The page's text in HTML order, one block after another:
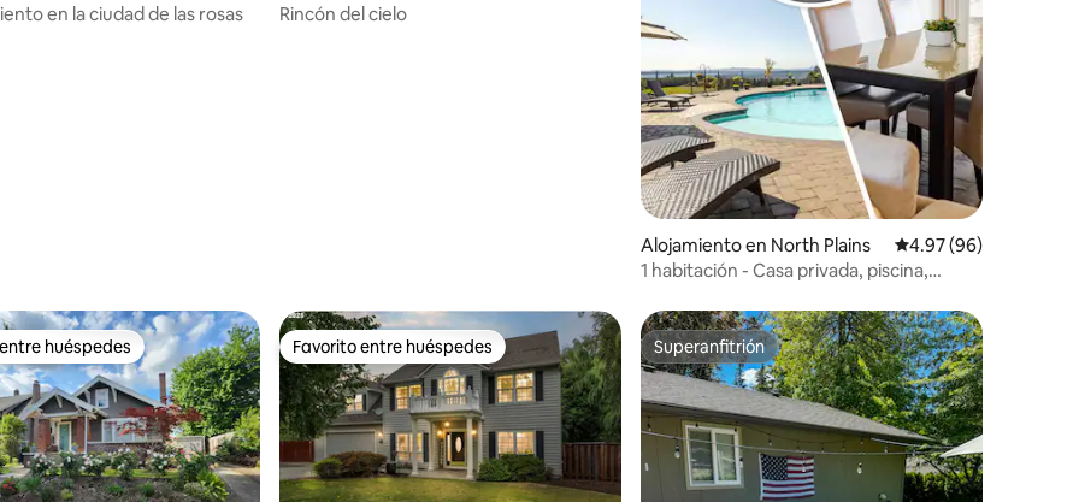
en la ciudad de las rosas
Rincón del cielo
Alojamiento en North Plains Calificación
4.97 (96)
1 habitación - Casa privada, piscina,
huéspedes
huéspedes Favorito entre huéspedes
Favorito entre huéspedes Superanfitrión
Superanfitrión